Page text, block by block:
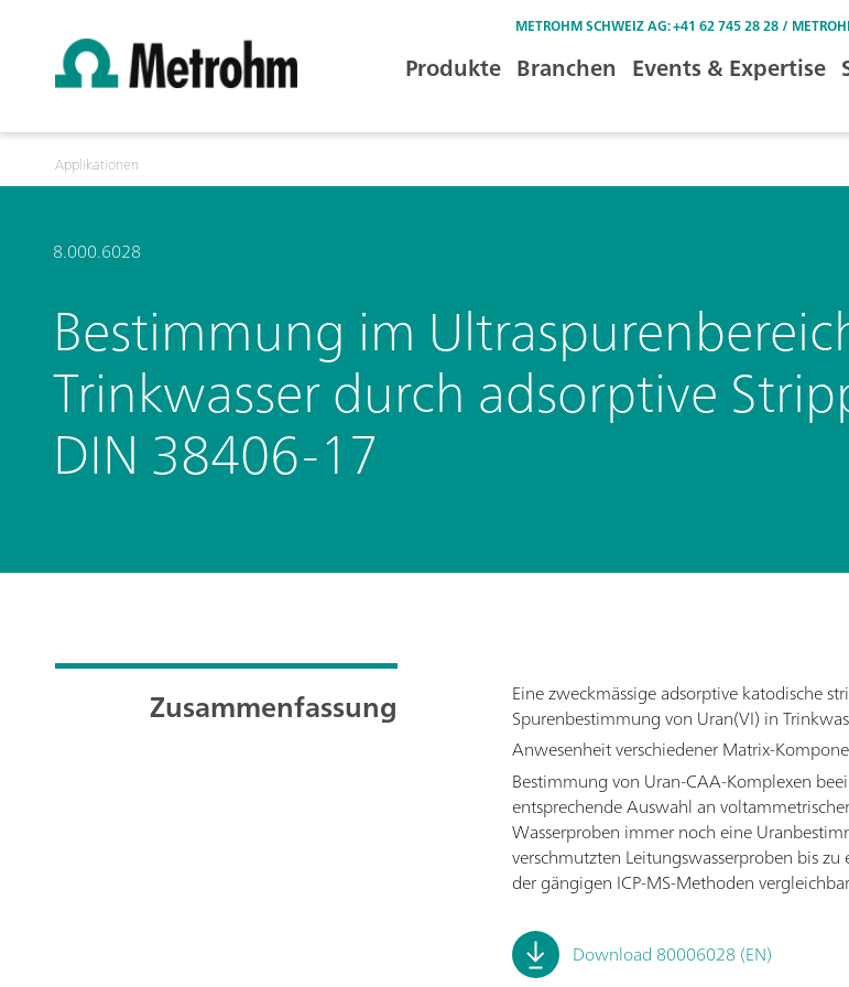
METROHM SCHWEIZ AG: +41 62 745 28 28 /
Produkte Branchen Events & Expertise
Applikationen
8.000.6028
Bestimmung im
Trinkwasser durch adsorptive
DIN 38406-17
Zusammenfassung
Eine zweckmässige adsorptive katodische
Spurenbestimmung von Uran(VI) in
Anwesenheit verschiedener Matrix-
Bestimmung von Uran-CAA-Komplexen
entsprechende Auswahl an
Wasserproben immer noch eine
verschmutzten Leitungswasserproben bis
der gängigen ICP-MS-Methoden
Download 80006028 (EN)